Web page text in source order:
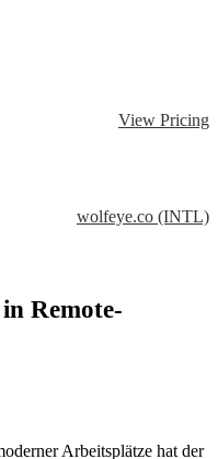
View Pricing
wolfeye.co (INTL)
Remote-
Arbeitsplätze hat der